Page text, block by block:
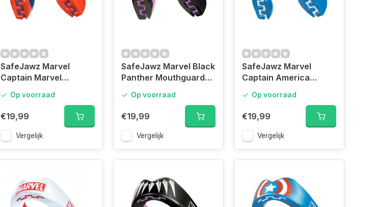
SafeJawz Marvel
Captain Marvel
Op voorraad
€19,99
Vergelijk
SafeJawz Marvel Black
Panther Mouthguard
Op voorraad
€19,99
Vergelijk
SafeJawz Marvel
Captain America
Op voorraad
€19,99
Vergelijk